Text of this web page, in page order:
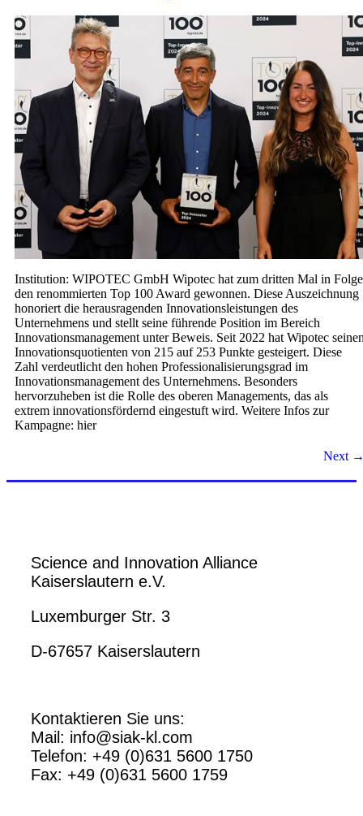
Institution: WIPOTEC GmbH Wipotec hat zum dritten Mal in Folge
den renommierten Top 100 Award gewonnen. Diese Auszeichnung
honoriert die herausragenden Innovationsleistungen des
Unternehmens und stellt seine führende Position im Bereich
Innovationsmanagement unter Beweis. Seit 2022 hat Wipotec
Innovationsquotienten von 215 auf 253 Punkte gesteigert. Diese
Zahl verdeutlicht den hohen Professionalisierungsgrad im
Innovationsmanagement des Unternehmens. Besonders
hervorzuheben ist die Rolle des oberen Managements, das als
extrem innovationsfördernd eingestuft wird. Weitere Infos zur
Kampagne: hier
Next
Science and Innovation Alliance
Kaiserslautern e.V.
Luxemburger Str. 3
D-67657 Kaiserslautern
Kontaktieren Sie uns:
Mail: info@siak-kl.com
Telefon: +49 (0)631 5600 1750
Fax: +49 (0)631 5600 1759